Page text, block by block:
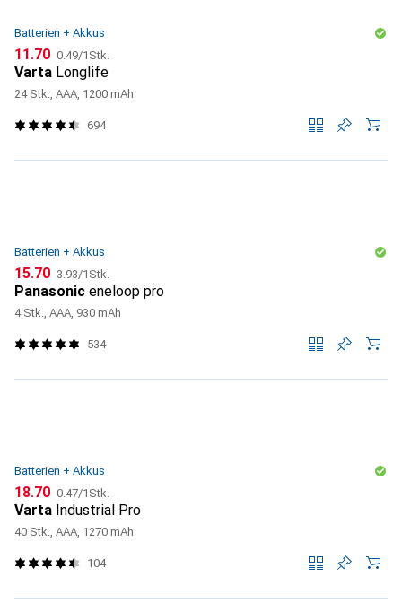
Batterien + Akkus
CHF
11.70 CHF
0.49/1Stk.
Varta Longlife
24 Stk., AAA, 1200 mAh
694
Batterien + Akkus
CHF
15.70 CHF
3.93/1Stk.
Panasonic eneloop pro
4 Stk., AAA, 930 mAh
534
Batterien + Akkus
CHF
18.70 CHF
0.47/1Stk.
Varta Industrial Pro
40 Stk., AAA, 1270 mAh
104